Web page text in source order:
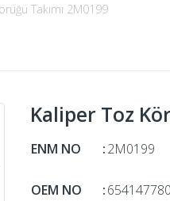
Takımı 2M0199
Kaliper Toz
ENM NO :2M0199
OEM NO :